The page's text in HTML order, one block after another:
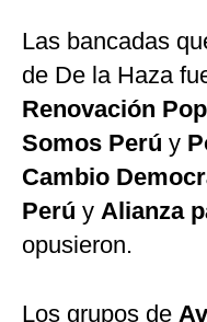
Las bancadas
de De la Haza
Renovación
Somos Perú y
Cambio
Perú y Alianza
opusieron.
Los grupos de